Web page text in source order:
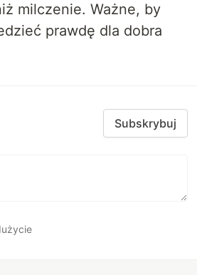
milczenie. Ważne, by
prawdę dla dobra
Subskrybuj